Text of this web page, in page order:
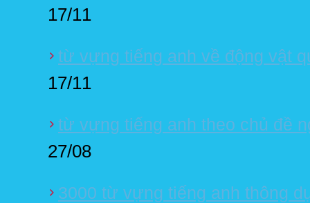
17/11
từ vựng tiếng anh về động vật
17/11
từ vựng tiếng anh theo chủ đề
27/08
3000 từ vựng tiếng anh thông